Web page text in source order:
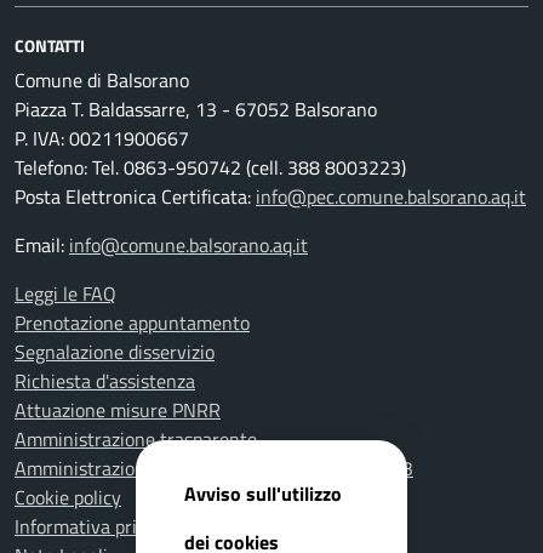
CONTATTI
Comune di Balsorano
Piazza T. Baldassarre, 13 - 67052 Balsorano
P. IVA: 00211900667
Telefono: Tel. 0863-950742 (cell. 388 8003223)
Posta Elettronica Certificata: info@pec.comune.balsorano.aq.it
Email: info@comune.balsorano.aq.it
Leggi le FAQ
Prenotazione appuntamento
Segnalazione disservizio
Richiesta d'assistenza
Attuazione misure PNRR
Amministrazione trasparente
Amministrazione Trasparente fino al 31.12.2023
Cookie policy
Informativa privacy
Avviso sull'utilizzo
dei cookies